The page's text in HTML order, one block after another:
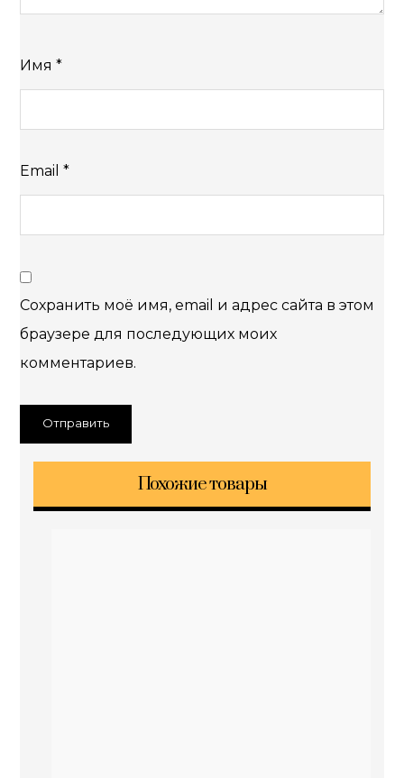
Имя*
Email*
Сохранить моё имя, email и адрес сайта в этом
браузере для последующих моих
комментариев.
Похожие товары